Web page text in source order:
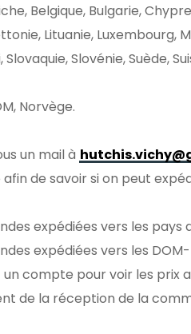
Belgique, Bulgarie,
Lituanie, Luxembourg,
Slovénie, Suède,
Norvège.
un mail à
de savoir si on peut
expédiées vers les pays
expédiées vers les
un compte pour voir les
de la réception de la